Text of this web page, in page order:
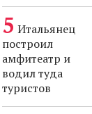
Итальянец
построил
амфитеатр и
водил туда
туристов